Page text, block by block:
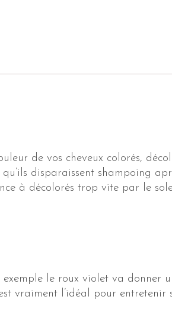
de vos cheveux colorés,
disparaissent shampoing
à décolorés trop vite par le
le roux violet va donner
vraiment l’idéal pour